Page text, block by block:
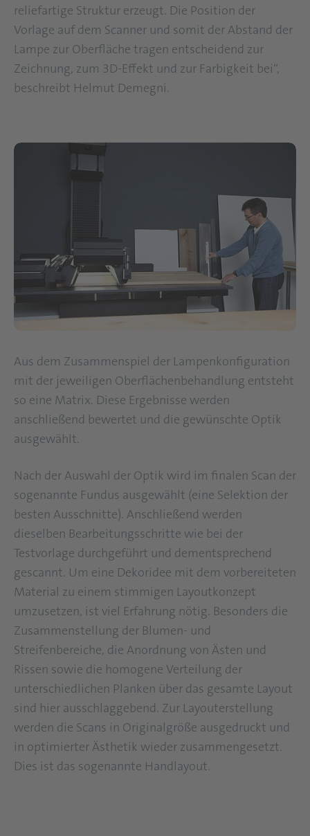
reliefartige Struktur erzeugt. Die Position der
Vorlage auf dem Scanner und somit der Abstand der
Lampe zur Oberfläche tragen entscheidend zur
Zeichnung, zum 3D-Effekt und zur Farbigkeit bei“,
beschreibt Helmut Demegni.
Aus dem Zusammenspiel der Lampenkonfiguration
mit der jeweiligen Oberflächenbehandlung entsteht
so eine Matrix. Diese Ergebnisse werden
anschließend bewertet und die gewünschte Optik
ausgewählt.
Nach der Auswahl der Optik wird im finalen Scan der
sogenannte Fundus ausgewählt (eine Selektion der
besten Ausschnitte). Anschließend werden
dieselben Bearbeitungsschritte wie bei der
Testvorlage durchgeführt und dementsprechend
gescannt. Um eine Dekoridee mit dem vorbereiteten
Material zu einem stimmigen Layoutkonzept
umzusetzen, ist viel Erfahrung nötig. Besonders die
Zusammenstellung der Blumen- und
Streifenbereiche, die Anordnung von Ästen und
Rissen sowie die homogene Verteilung der
unterschiedlichen Planken über das gesamte Layout
sind hier ausschlaggebend. Zur Layouterstellung
werden die Scans in Originalgröße ausgedruckt und
in optimierter Ästhetik wieder zusammengesetzt.
Dies ist das sogenannte Handlayout.